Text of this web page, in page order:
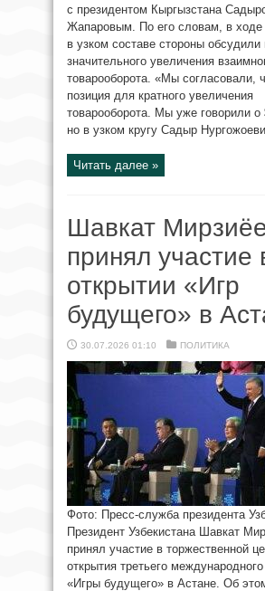
с президентом Кыргызстана
Жапаровым. По его словам, в ходе
в узком составе стороны
значительного увеличения
товарооборота. «Мы согласовали,
позиция для кратного увеличения
товарооборота. Мы уже говорили
но в узком кругу Садыр
Читать далее »
Шавкат
принял участие
открытии «Игр
будущего» в
30.07.2026 01:10 ПОЛИТИКА
Фото: Пресс-служба президента
Президент Узбекистана Шавкат
принял участие в торжественной
открытия третьего
«Игры будущего» в Астане. Об